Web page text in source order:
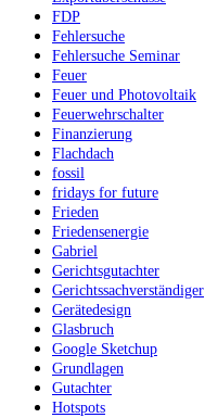
FDP
Fehlersuche
Fehlersuche Seminar
Feuer
Feuer und Photovoltaik
Feuerwehrschalter
Finanzierung
Flachdach
fossil
fridays for future
Frieden
Friedensenergie
Gabriel
Gerichtsgutachter
Gerichtssachverständiger
Gerätedesign
Glasbruch
Google Sketchup
Grundlagen
Gutachter
Hotspots